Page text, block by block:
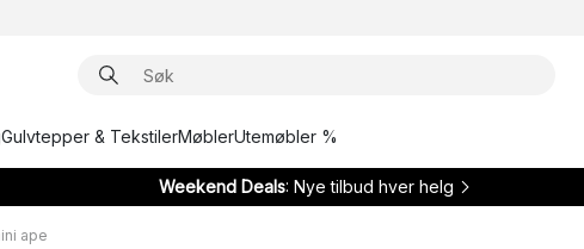
Gulvtepper & TekstilerMøblerUtemøbler %
Weekend Deals: Nye tilbud hver helg
ape